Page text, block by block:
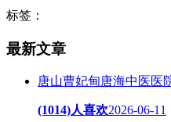
标签：
最新文章
唐山曹妃甸唐海中医医
(1014)人喜欢2026-06-11